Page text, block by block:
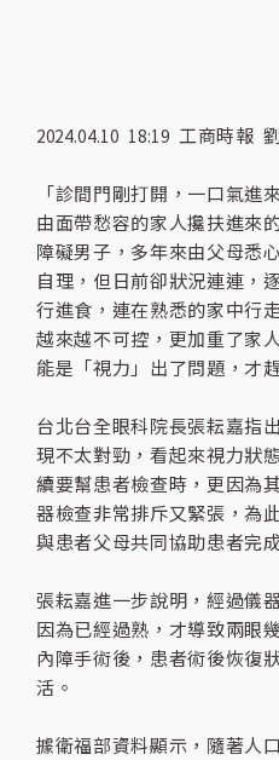
2024.04.10 18:19 工商時報
「診間門剛打開，一口氣進
由面帶愁容的家人攙扶進來
障礙男子，多年來由父母悉
自理，但日前卻狀況連連，
行進食，連在熟悉的家中行
越來越不可控，更加重了家
能是「視力」出了問題，才
台北台全眼科院長張耘嘉指
現不太對勁，看起來視力狀
續要幫患者檢查時，更因為
器檢查非常排斥又緊張，為
與患者父母共同協助患者完
張耘嘉進一步說明，經過儀
因為已經過熟，才導致兩眼
內障手術後，患者術後恢復
活。
據衛福部資料顯示，隨著人